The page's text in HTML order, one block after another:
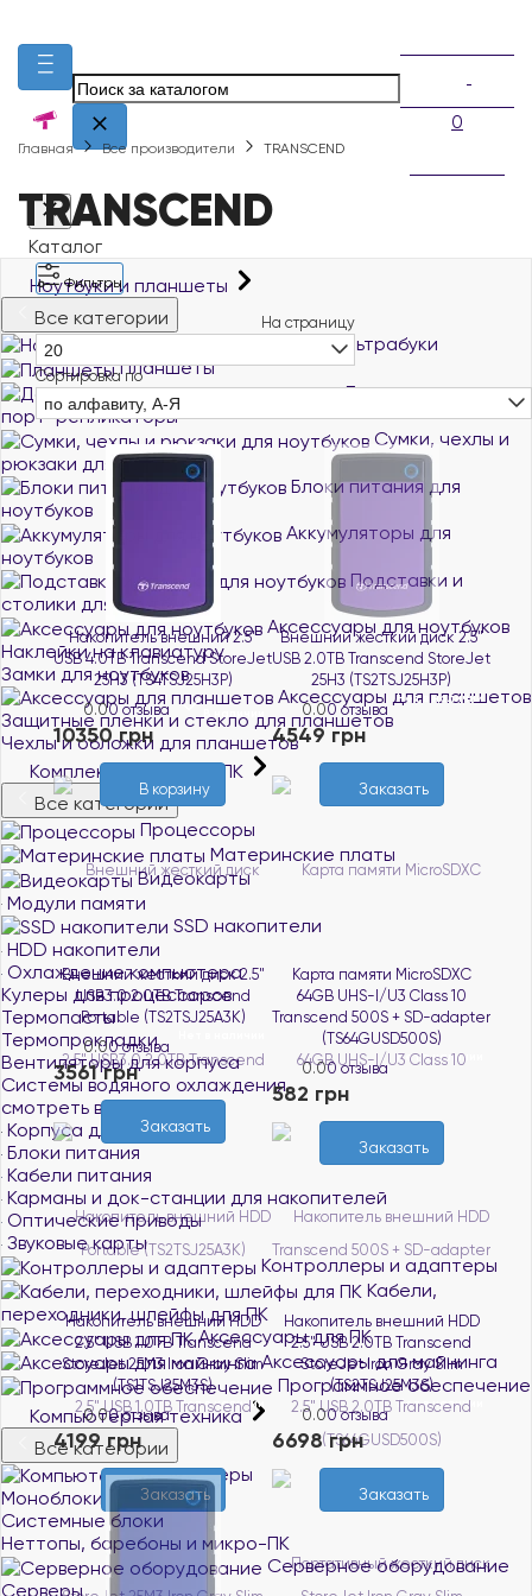
0
Каталог
Ноутбуки и планшеты
Все категории
Ноутбуки и ультрабуки
Планшеты
Док-станции и
порт-репликаторы
Сумки, чехлы и
рюкзаки для ноутбуков
Блоки питания для
ноутбуков
Аккумуляторы для
ноутбуков
Подставки и
столики для ноутбуков
Аксессуары для ноутбуков
Наклейки на клавиатуру
Замки для ноутбуков
Аксессуары для планшетов
Защитные пленки и стекло для планшетов
Чехлы и обложки для планшетов
Комплектующие для ПК
Все категории
Процессоры
Материнские платы
Видеокарты
Модули памяти
SSD накопители
HDD накопители
Охлаждение компьютера
Кулеры для процессоров
Термопасты
Термопрокладки
Вентиляторы для корпуса
Системы водяного охлаждения
смотреть все
Корпуса для ПК
Блоки питания
Кабели питания
Карманы и док-станции для накопителей
Оптические приводы
Звуковые карты
Контроллеры и адаптеры
Кабели,
переходники, шлейфы для ПК
Аксессуары для ПК
Аксессуары для майнинга
Программное обеспечение
Компьютерная техника
Все категории
Компьютеры
Моноблоки
Системные блоки
Неттопы, баребоны и микро-ПК
Серверное оборудование
Серверы
Главная Все производители TRANSCEND
TRANSCEND
Фильтры
На страницу
20
Сортировка по
по алфавиту, А-Я
Накопитель внешний 2.5"
USB 4.0TB Transcend StoreJet
25H3 (TS4TSJ25H3P)
0.00 отзыва
10350 грн
В корзину
Внешний жесткий диск 2.5"
USB 2.0TB Transcend StoreJet
25H3 (TS2TSJ25H3P)
0.00 отзыва
Нет в наличии
4549 грн
Заказать
Внешний жесткий диск 2.5"
USB3.0 2.0TB Transcend
Portable (TS2TSJ25A3K)
0.00 отзыва
3561 грн
Заказать
Карта памяти MicroSDXC
64GB UHS-I/U3 Class 10
Transcend 500S + SD-adapter
(TS64GUSD500S)
0.00 отзыва
Нет в наличии
582 грн
Заказать
Накопитель внешний HDD
2.5" USB 1.0TB Transcend
StoreJet 25M3 Iron Gray Slim
(TS1TSJ25M3S)
0.00 отзыва
Нет в наличии
4199 грн
Заказать
Накопитель внешний HDD
2.5" USB 2.0TB Transcend
StoreJet Iron Gray Slim
(TS2TSJ25M3S)
0.00 отзыва
Нет в наличии
6698 грн
Заказать